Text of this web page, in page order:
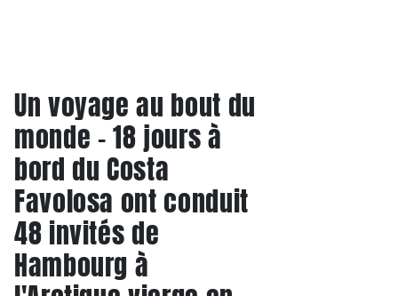
Un voyage au bout du
monde - 18 jours à
bord du Costa
Favolosa ont conduit
48 invités de
Hambourg à